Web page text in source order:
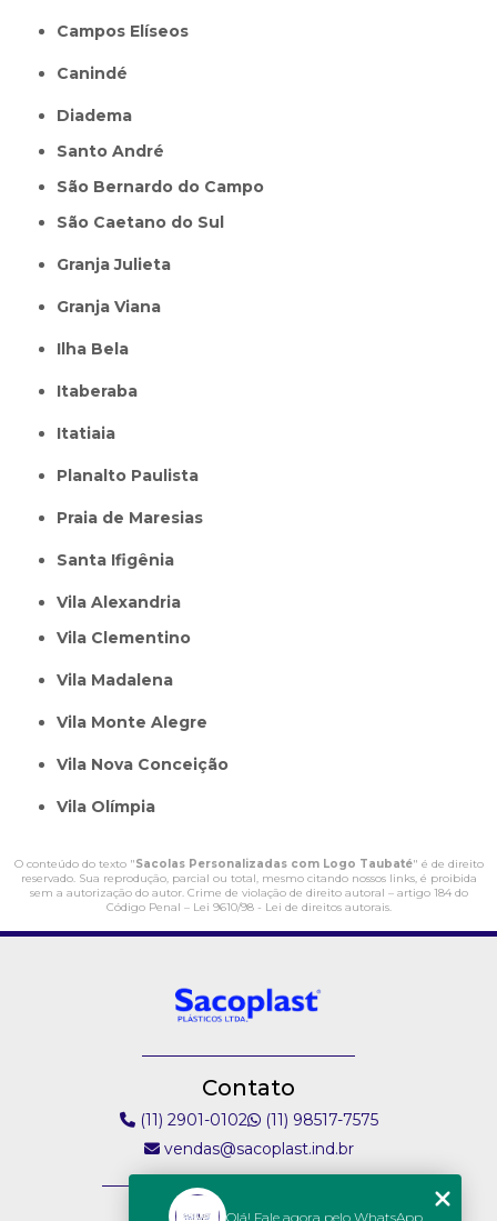
Campos Elíseos
Canindé
Diadema
Santo André
São Bernardo do Campo
São Caetano do Sul
Granja Julieta
Granja Viana
Ilha Bela
Itaberaba
itatiaia
Planalto Paulista
Praia de Maresias
Santa Ifigênia
Vila Alexandria
Vila Clementino
Vila Madalena
Vila Monte Alegre
Vila Nova Conceição
Vila Olímpia
O conteúdo do texto "Sacolas Personalizadas com Logo Taubaté" é de direito
reservado. Sua reprodução, parcial ou total, mesmo citando nossos links, é proibida
sem a autorização do autor. Crime de violação de direito autoral – artigo 184 do
Código Penal – Lei 9610/98 - Lei de direitos autorais.
Contato
(11) 2901-0102
(11) 98517-7575
vendas@sacoplast.ind.br
Olá! Fale agora pelo WhatsApp